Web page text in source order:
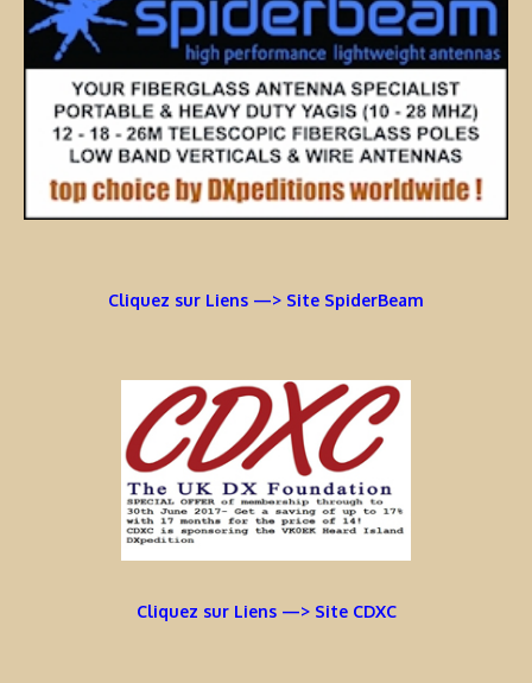
Cliquez sur Liens —> Site SpiderBeam
Cliquez sur Liens —> Site CDXC